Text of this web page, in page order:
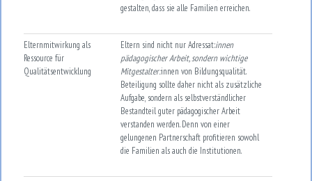
gestalten, dass sie alle Familien erreichen.
Elternmitwirkung als
Ressource für
Qualitätsentwicklung
Eltern sind nicht nur Adressat:innen
pädagogischer Arbeit, sondern wichtige
Mitgestalter:innen von Bildungsqualität.
Beteiligung sollte daher nicht als zusätzliche
Aufgabe, sondern als selbstverständlicher
Bestandteil guter pädagogischer Arbeit
verstanden werden. Denn von einer
gelungenen Partnerschaft profitieren sowohl
die Familien als auch die Institutionen.